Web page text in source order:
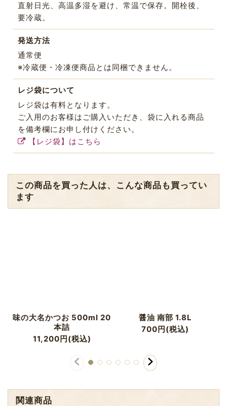
直射日光、高温多湿を避け、常温で保存。開栓後、
要冷蔵。
発送方法
通常便
※冷蔵便・冷凍便商品とは同梱できません。
レジ袋について
レジ袋は有料となります。
ご入用のお客様はご購入いただき、袋に入れる商品
を備考欄にお申し付けください。
【レジ袋】はこちら
この商品を買った人は、こんな商品も買ってい
ます
味の大名かつお 500ml 20
本詰
11,200円(税込)
醤油 南部 1.8L
700円(税込)
関連商品